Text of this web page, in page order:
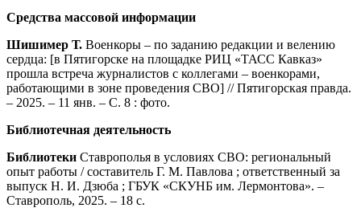
Средства массовой информации
Шишимер Т. Военкоры – по заданию редакции и велению
сердца: [в Пятигорске на площадке РИЦ «ТАСС Кавказ»
прошла встреча журналистов с коллегами – военкорами,
работающими в зоне проведения СВО] // Пятигорская правда.
– 2025. – 11 янв. – С. 8 : фото.
Библиотечная деятельность
Библиотеки Ставрополья в условиях СВО: региональный
опыт работы / составитель Г. М. Павлова ; ответственный за
выпуск Н. И. Дзюба ; ГБУК «СКУНБ им. Лермонтова». –
Ставрополь, 2025. – 18 с.